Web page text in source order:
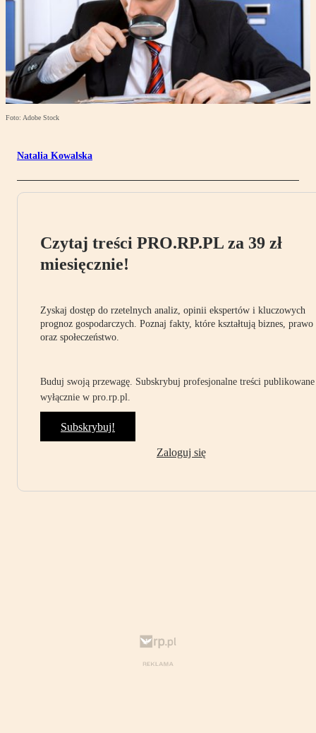
Foto: Adobe Stock
Natalia Kowalska
Czytaj treści PRO.RP.PL za 39 zł
miesięcznie!
Zyskaj dostęp do rzetelnych analiz, opinii ekspertów i kluczowych
prognoz gospodarczych. Poznaj fakty, które kształtują biznes, prawo
oraz społeczeństwo.
Buduj swoją przewagę. Subskrybuj profesjonalne treści publikowane
wyłącznie w pro.rp.pl.
Subskrybuj!
Zaloguj się